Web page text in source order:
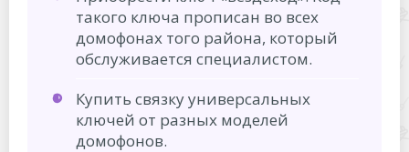
такого ключа прописан во всех
домофонах того района, который
обслуживается специалистом.
Купить связку универсальных
ключей от разных моделей
домофонов.